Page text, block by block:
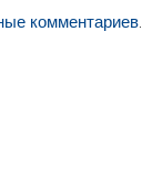
комментариев.